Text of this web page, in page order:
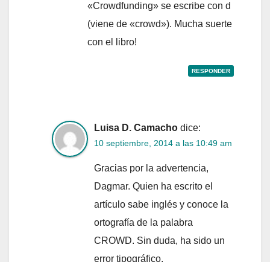
«Crowdfunding» se escribe con d
(viene de «crowd»). Mucha suerte
con el libro!
RESPONDER
Luisa D. Camacho dice:
10 septiembre, 2014 a las 10:49 am
Gracias por la advertencia,
Dagmar. Quien ha escrito el
artículo sabe inglés y conoce la
ortografía de la palabra
CROWD. Sin duda, ha sido un
error tipográfico.